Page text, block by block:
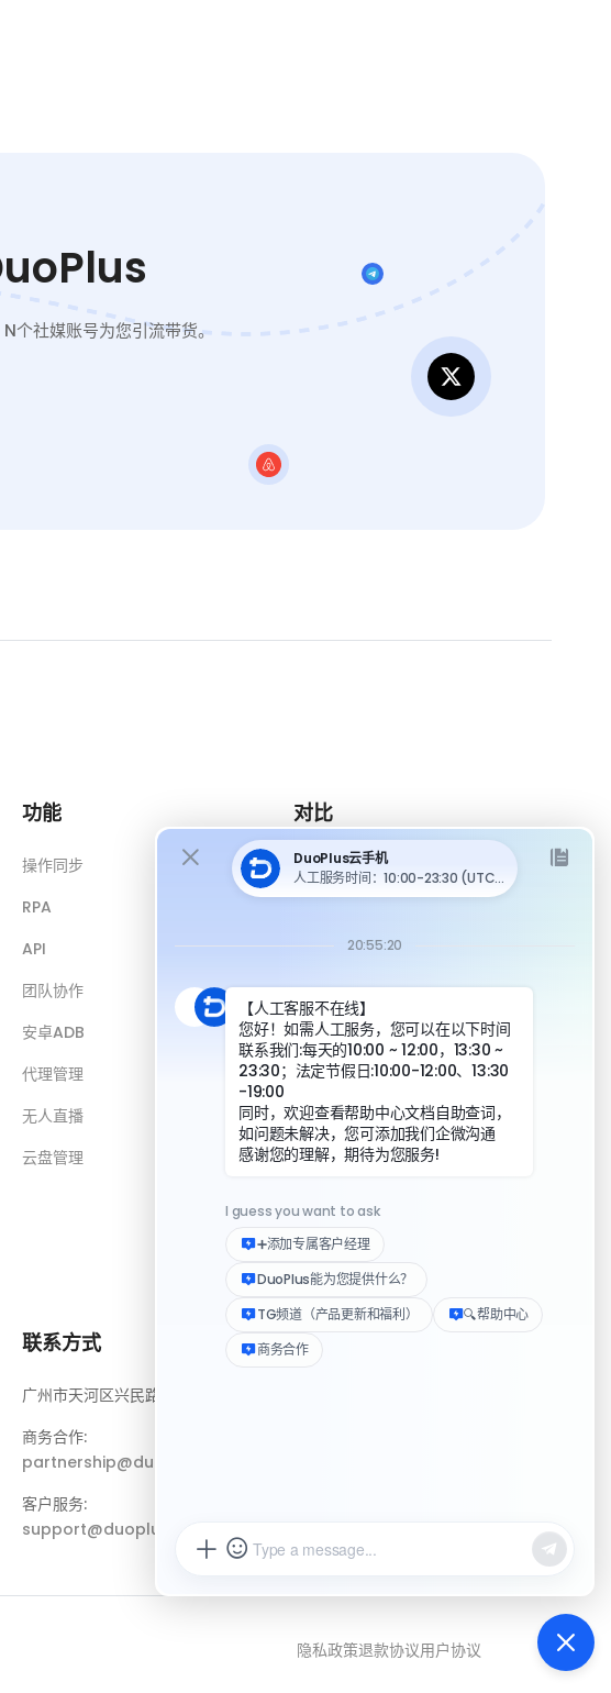
个社媒账号为您引流带货。
功能
操作同步
RPA
API
团队协作
安卓ADB
代理管理
无人直播
云盘管理
对比
DuoPlus 对比 MoreLogin
DuoPlus 对比安卓模拟器
DuoPlus 对比指纹浏览器
DuoPlus 对比实体机
联系方式
广州市天河区兴民路222号3310房
商务合作:
partnership@duoplus.net
客户服务:
support@duoplus.net
资源
隐私政策退款协议用户协议